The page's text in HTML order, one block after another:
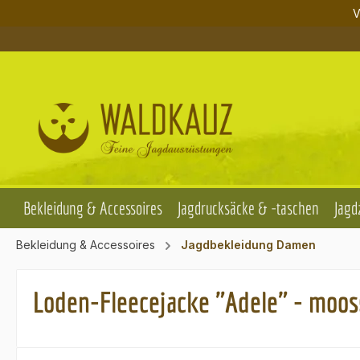
Bekleidung & Accessoires Jagdrucksäcke & -taschen
Bekleidung & Accessoires Jagdbekleidung Damen
Loden-Fleecejacke "Adele" -